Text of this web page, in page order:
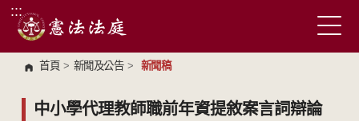
跳到主要內容區塊
:::
首頁 > 新聞及公告 > 新聞稿
中小學代理教師職前年資提敘案言詞辯論